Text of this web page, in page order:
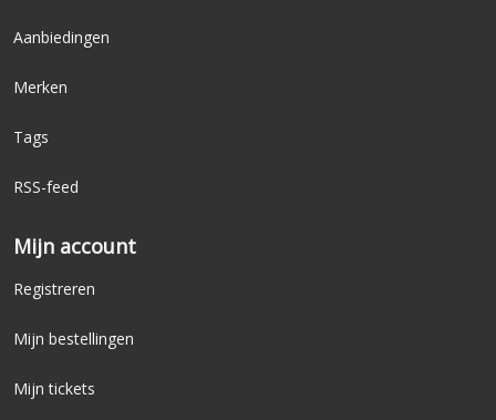
Aanbiedingen
Merken
Tags
RSS-feed
Mijn account
Registreren
Mijn bestellingen
Mijn tickets